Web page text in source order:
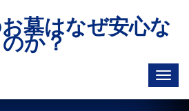
墓はなぜ安心な
のか？